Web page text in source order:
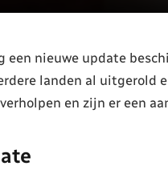
een nieuwe update
landen al uitgerold
en zijn er een